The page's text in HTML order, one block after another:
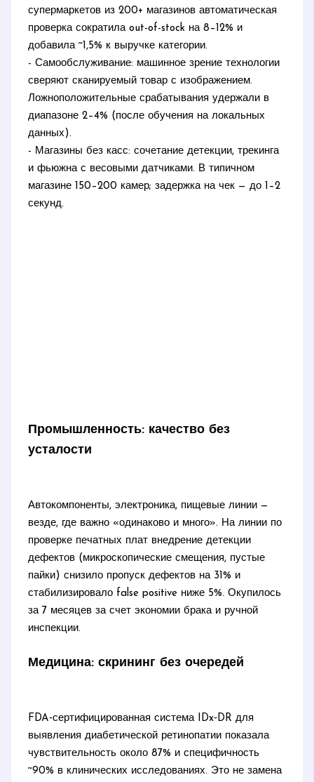
супермаркетов из 200+ магазинов автоматическая
проверка сократила out-of-stock на 8–12% и
добавила ~1,5% к выручке категории.
- Самообслуживание: машинное зрение технологии
сверяют сканируемый товар с изображением.
Ложноположительные срабатывания удержали в
диапазоне 2–4% (после обучения на локальных
данных).
- Магазины без касс: сочетание детекции, трекинга
и фьюжна с весовыми датчиками. В типичном
магазине 150–200 камер; задержка на чек — до 1–2
секунд.
Промышленность: качество без
усталости
Автокомпоненты, электроника, пищевые линии —
везде, где важно «одинаково и много». На линии по
проверке печатных плат внедрение детекции
дефектов (микроскопические смещения, пустые
пайки) снизило пропуск дефектов на 31% и
стабилизировало false positive ниже 5%. Окупилось
за 7 месяцев за счет экономии брака и ручной
инспекции.
Медицина: скрининг без очередей
FDA‑сертифицированная система IDx‑DR для
выявления диабетической ретинопатии показала
чувствительность около 87% и специфичность
~90% в клинических исследованиях. Это не замена